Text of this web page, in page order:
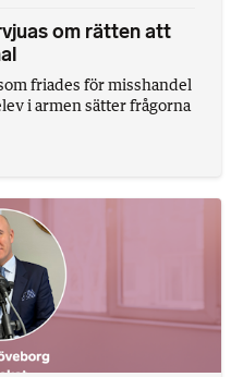
om rätten att
friades för misshandel
i armen sätter frågorna